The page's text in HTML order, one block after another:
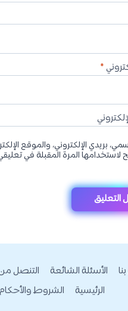
*
بريدي الإلكتروني، والموقع
لاستخدامها المرة المقبلة في
الأسئلة الشائعة
التنصل
الرئيسية
الشروط والأحكام